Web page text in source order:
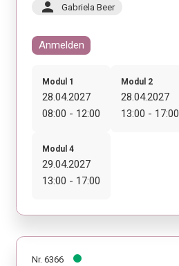
person Gabriela Beer
Anmelden
Modul 1
28.04.2027
08:00 - 12:00
Modul 2
28.04.2027
13:00 - 17:00
Modul 4
29.04.2027
13:00 - 17:00
Nr. 6366